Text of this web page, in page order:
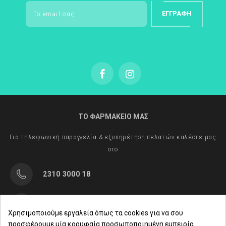
ΕΓΓΡΑΦΉ
ΤΟ ΦΑΡΜΑΚΕΙΟ ΜΑΣ
Για τηλεφωνική παραγγελία & εξυπηρέτηση πελατών καλέστε μας
στο
2310 3000 18
Χρησιμοποιούμε εργαλεία όπως τα cookies για να σου
προσφέρουμε μία κορυφαία προσωποποιημένη εμπειρία